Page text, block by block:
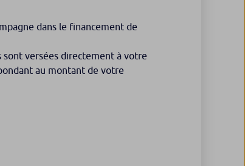
dans le financement de
sont versées directement à votre
au montant de votre